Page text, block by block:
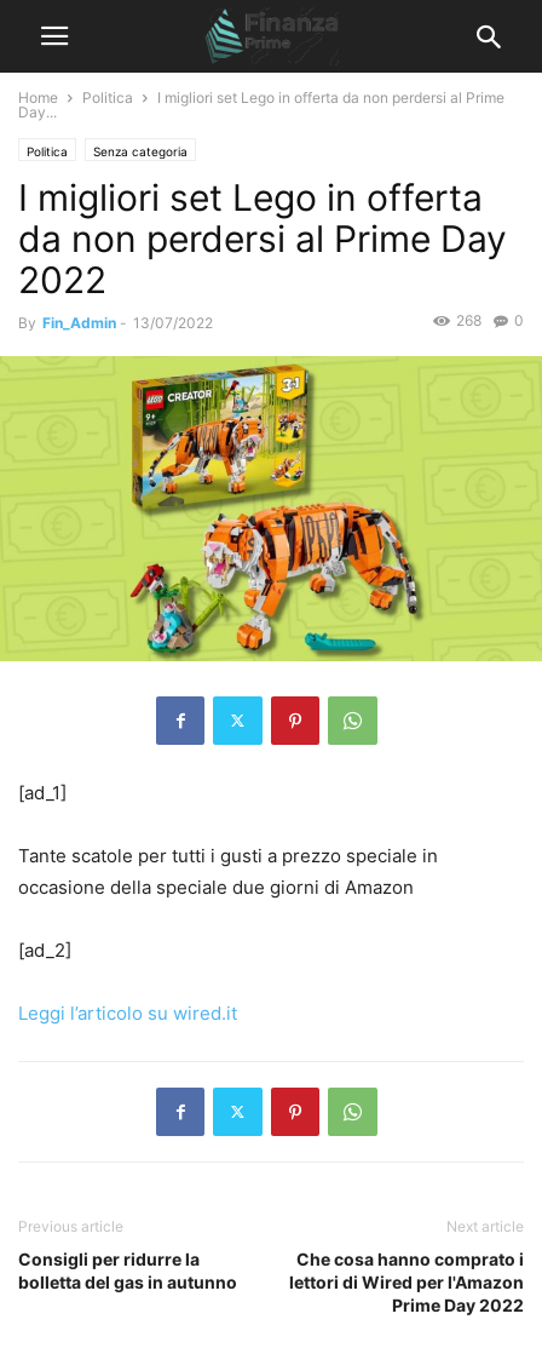
Home Politica
I migliori set Lego in offerta da non perdersi al Prime
Day...
Politica Senza categoria
I migliori set Lego in offerta
da non perdersi al Prime Day
2022
By Fin_Admin - 13/07/2022 0
268
[ad_1]
Tante scatole per tutti i gusti a prezzo speciale in
occasione della speciale due giorni di Amazon
[ad_2]
Leggi l’articolo su wired.it
Previous article
Consigli per ridurre la
bolletta del gas in autunno
Next article
Che cosa hanno comprato i
lettori di Wired per l'Amazon
Prime Day 2022